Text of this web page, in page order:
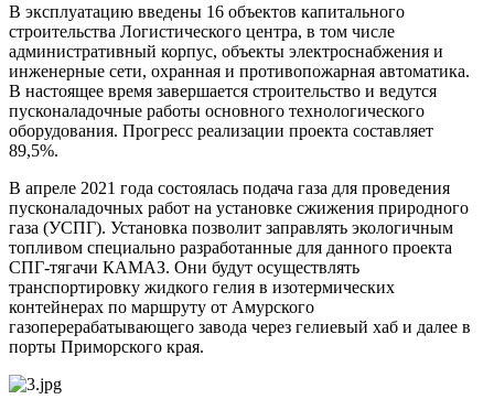
В эксплуатацию введены 16 объектов капитального
строительства Логистического центра, в том числе
административный корпус, объекты электроснабжения и
инженерные сети, охранная и противопожарная автоматика.
В настоящее время завершается строительство и ведутся
пусконаладочные работы основного технологического
оборудования. Прогресс реализации проекта составляет
89,5%.
В апреле 2021 года состоялась подача газа для проведения
пусконаладочных работ на установке сжижения природного
газа (УСПГ). Установка позволит заправлять экологичным
топливом специально разработанные для данного проекта
СПГ-тягачи КАМАЗ. Они будут осуществлять
транспортировку жидкого гелия в изотермических
контейнерах по маршруту от Амурского
газоперерабатывающего завода через гелиевый хаб и далее в
порты Приморского края.